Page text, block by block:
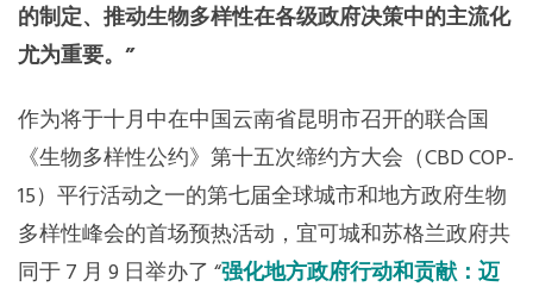
的制定、推动生物多样性在各级政府决策中的主流化
尤为重要。”
作为将于十月中在中国云南省昆明市召开的联合国
《生物多样性公约》第十五次缔约方大会（CBD COP-
15）平行活动之一的第七届全球城市和地方政府生物
多样性峰会的首场预热活动，宜可城和苏格兰政府共
同于 7 月 9 日举办了 “强化地方政府行动和贡献：迈